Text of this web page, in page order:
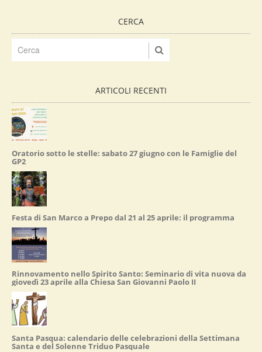
CERCA
ARTICOLI RECENTI
Oratorio sotto le stelle: sabato 27 giugno con le Famiglie del
GP2
Festa di San Marco a Prepo dal 21 al 25 aprile: il programma
Rinnovamento nello Spirito Santo: Seminario di vita nuova da
giovedì 23 aprile alla Chiesa San Giovanni Paolo II
Santa Pasqua: calendario delle celebrazioni della Settimana
Santa e del Solenne Triduo Pasquale